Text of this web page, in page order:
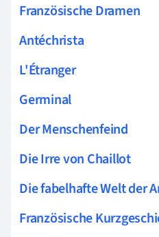
Französische Dramen
Antéchrista
L'Étranger
Germinal
Der Menschenfeind
Die Irre von Chaillot
Die fabelhafte Welt der
Französische